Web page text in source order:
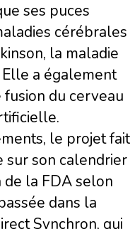
ses puces
cérébrales
la maladie
Elle a également
du cerveau
le projet fait
sur son calendrier
de la FDA selon
dans la
Synchron, qui